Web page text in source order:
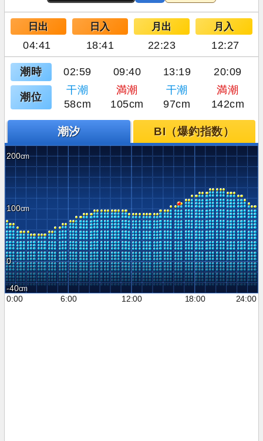
日出 日入 月出 月入
04:41 18:41 22:23 12:27
潮時 02:59 09:40 13:19 20:09
潮位
干潮 満潮 干潮
満潮
58cm
105cm 97cm 142cm
潮汐 BI（爆釣指数）
200
100
0
-40
0:00
6:00 12:00 18:00 24:00